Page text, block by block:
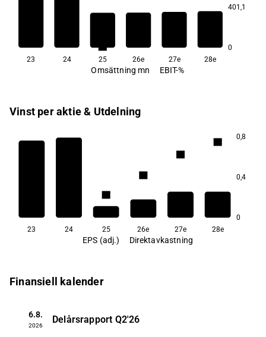
401,1
0
2,0
23 24 25 26e 27e 28e
Omsättning mn EBIT-%
Vinst per aktie & Utdelning
0,8
0,4
0
2,7
9,2
23 24 25 26e 27e 28e
EPS (adj.) Direktavkastning
Finansiell kalender
6.8.
2026
Delårsrapport Q2'26